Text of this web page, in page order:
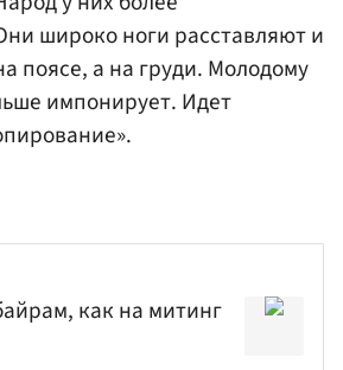
широко ноги расставляют и
поясе, а на груди. Молодому
импонирует. Идет
как на митинг